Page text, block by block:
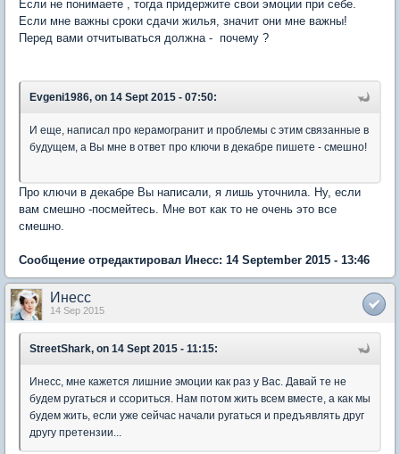
Если не понимаете , тогда придержите свои эмоции при себе.
Если мне важны сроки сдачи жилья, значит они мне важны!
Перед вами отчитываться должна - почему ?
Evgeni1986, on 14 Sept 2015 - 07:50:
И еще, написал про керамогранит и проблемы с этим связанные в
будущем, а Вы мне в ответ про ключи в декабре пишете - смешно!
Про ключи в декабре Вы написали, я лишь уточнила. Ну, если
вам смешно -посмейтесь. Мне вот как то не очень это все
смешно.
Сообщение отредактировал Инесс: 14 September 2015 - 13:46
Инесс
14 Sep 2015
StreetShark, on 14 Sept 2015 - 11:15:
Инесс, мне кажется лишние эмоции как раз у Вас. Давай те не
будем ругаться и ссориться. Нам потом жить всем вместе, а как мы
будем жить, если уже сейчас начали ругаться и предъявлять друг
другу претензии...